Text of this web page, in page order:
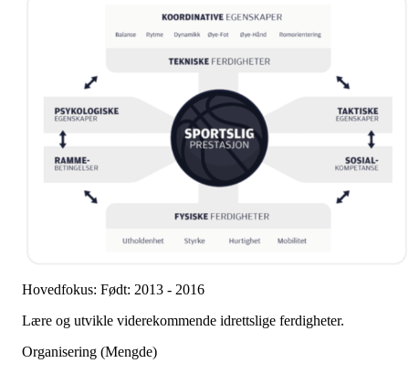
Hovedfokus: Født: 2013 - 2016
Lære og utvikle viderekommende idrettslige ferdigheter.
Organisering (Mengde)